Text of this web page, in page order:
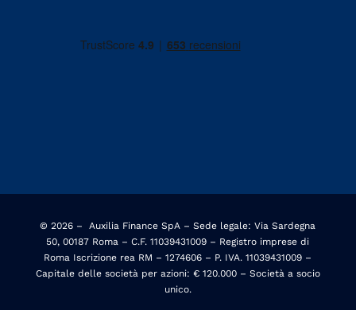
© 2026 –
Auxilia Finance SpA – Sede legale: Via Sardegna
50, 00187 Roma – C.F. 11039431009 – Registro imprese di
Roma Iscrizione rea RM – 1274606 – P. IVA. 11039431009 –
Capitale delle società per azioni: € 120.000 – Società a socio
unico.